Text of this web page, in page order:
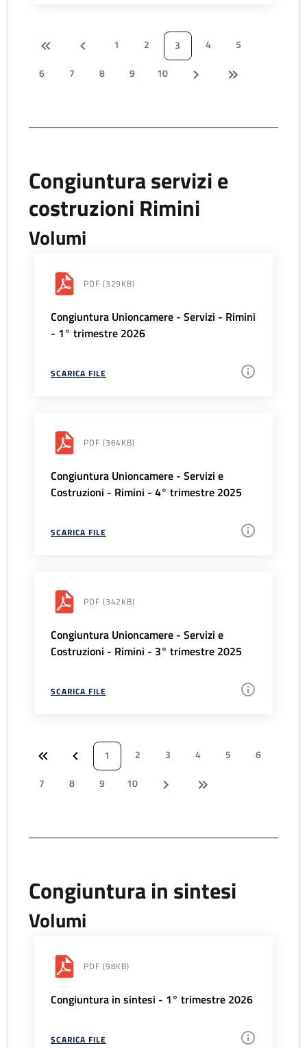
1 2 3 4
5
6
7 8 9 10
Congiuntura servizi e
costruzioni Rimini
Volumi
PDF (329KB)
Congiuntura Unioncamere - Servizi - Rimini
- 1° trimestre 2026
SCARICA FILE
PDF (364KB)
Congiuntura Unioncamere - Servizi e
Costruzioni - Rimini - 4° trimestre 2025
SCARICA FILE
PDF (342KB)
Congiuntura Unioncamere - Servizi e
Costruzioni - Rimini - 3° trimestre 2025
SCARICA FILE
1 2 3 4 5
6
7
8 9 10
Congiuntura in sintesi
Volumi
PDF (98KB)
Congiuntura in sintesi - 1° trimestre 2026
SCARICA FILE